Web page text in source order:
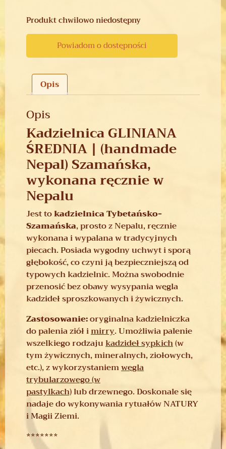
Produkt chwilowo niedostępny
Powiadom o dostępności
Opis
Opis
Kadzielnica GLINIANA
ŚREDNIA | (handmade
Nepal) Szamańska,
wykonana ręcznie w
Nepalu
Jest tokadzielnica Tybetańsko-
Szamańska, prosto z Nepalu, ręcznie
wykonana i wypalana w tradycyjnych
piecach. Posiada wygodny uchwyt i sporą
głębokość, co czyni ją bezpieczniejszą od
typowych kadzielnic. Można swobodnie
przenosić bez obawy wysypania węgla
kadzideł sproszkowanych i żywicznych.
Zastosowanie:oryginalna kadzielniczka
do palenia ziół imirry. Umożliwia palenie
wszelkiego rodzajukadzideł sypkich(w
tym żywicznych, mineralnych, ziołowych,
etc.), z wykorzystaniemwęgla
trybularzowego (w
pastylkach)lub drzewnego. Doskonale się
nadaje do wykonywania rytuałów NATURY
i Magii Ziemi.
*******